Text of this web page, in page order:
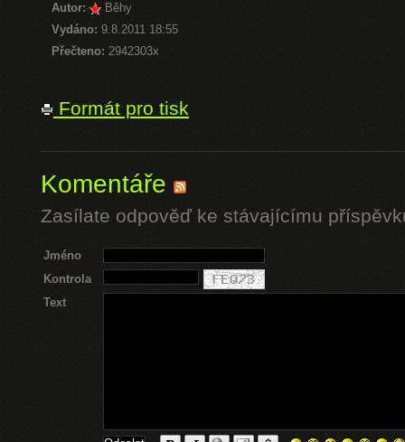
Autor:
Běhy
Vydáno: 9.8.2011 18:55
Přečteno: 2942303x
Formát pro tisk
Komentáře
Zasílate odpověď ke stávajícímu
Jméno
Kontrola
Text